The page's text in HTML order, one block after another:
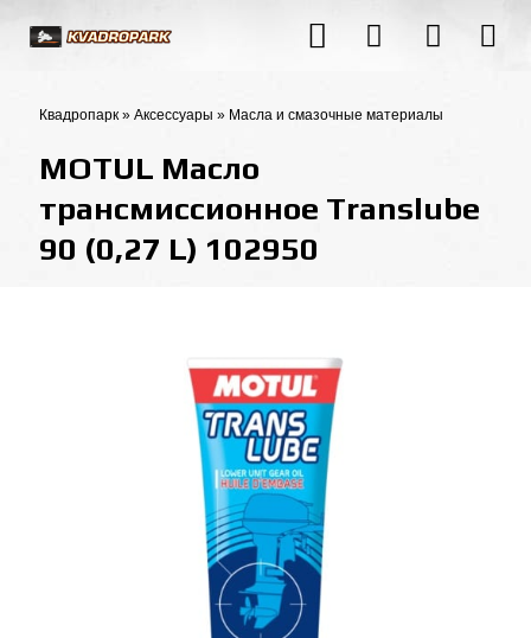
Квадропарк » Аксессуары » Масла и смазочные материалы
MOTUL Масло
трансмиссионное Translube
90 (0,27 L) 102950